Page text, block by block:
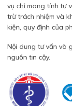
vụ chỉ mang tính tư
trừ trách nhiệm và
kiện, quy định của
Nội dung tư vấn và
nguồn tin cậy.